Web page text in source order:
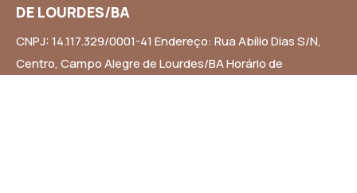
DE LOURDES/BA
CNPJ: 14.117.329/0001-41 Endereço: Rua Abílio Dias S/N,
Centro, Campo Alegre de Lourdes/BA Horário de